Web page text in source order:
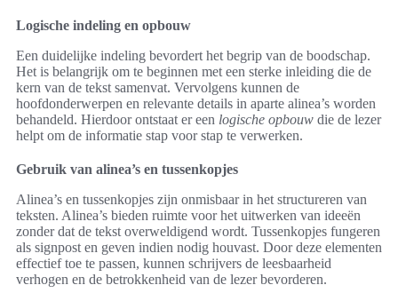
Logische indeling en opbouw
Een duidelijke indeling bevordert het begrip van de boodschap.
Het is belangrijk om te beginnen met een sterke inleiding die de
kern van de tekst samenvat. Vervolgens kunnen de
hoofdonderwerpen en relevante details in aparte alinea’s worden
behandeld. Hierdoor ontstaat er een logische opbouw die de lezer
helpt om de informatie stap voor stap te verwerken.
Gebruik van alinea’s en tussenkopjes
Alinea’s en tussenkopjes zijn onmisbaar in het structureren van
teksten. Alinea’s bieden ruimte voor het uitwerken van ideeën
zonder dat de tekst overweldigend wordt. Tussenkopjes fungeren
als signpost en geven indien nodig houvast. Door deze elementen
effectief toe te passen, kunnen schrijvers de leesbaarheid
verhogen en de betrokkenheid van de lezer bevorderen.